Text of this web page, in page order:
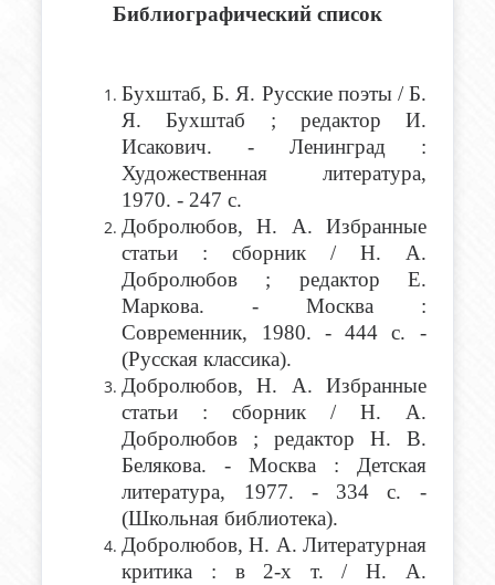
Библиографический список
Бухштаб, Б. Я. Русские поэты / Б.
Я. Бухштаб ; редактор И.
Исакович. - Ленинград :
Художественная литература,
1970. - 247 с.
Добролюбов, Н. А. Избранные
статьи : сборник / Н. А.
Добролюбов ; редактор Е.
Маркова. - Москва :
Современник, 1980. - 444 с. -
(Русская классика).
Добролюбов, Н. А. Избранные
статьи : сборник / Н. А.
Добролюбов ; редактор Н. В.
Белякова. - Москва : Детская
литература, 1977. - 334 с. -
(Школьная библиотека).
Добролюбов, Н. А. Литературная
критика : в 2-х т. / Н. А.